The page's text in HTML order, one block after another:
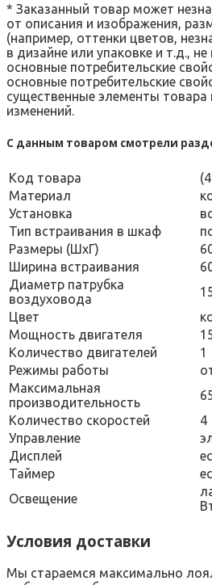
* Заказанный товар может
от описания и изображения,
(например, оттенки цветов,
в дизайне или упаковке и т.д.,
основные потребительские
основные потребительские
существенные элементы товара
изменений.
С данным товаром смотрели
Код товара
Материал
Установка
Тип встраивания в шкаф
Размеры (ШхГ)
Ширина встраивания
Диаметр патрубка
воздуховода
Цвет
Мощность двигателя
Количество двигателей
1
Режимы работы
Максимальная
производительность
Количество скоростей
4
Управление
Дисплей
Таймер
Освещение
Условия доставки
Мы стараемся максимально